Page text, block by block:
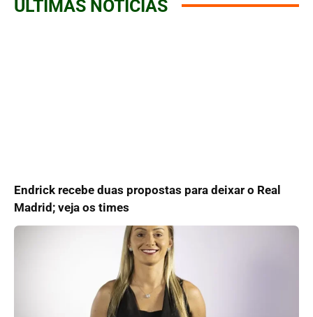
ÚLTIMAS NOTÍCIAS
Endrick recebe duas propostas para deixar o Real
Madrid; veja os times